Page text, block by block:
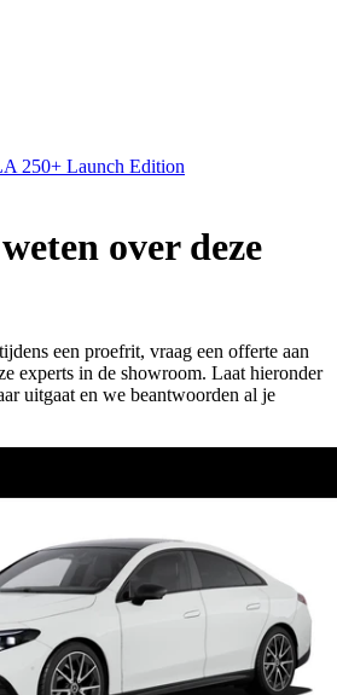
250+ Launch Edition
over deze
een proefrit, vraag een offerte aan
experts in de showroom. Laat hieronder
uitgaat en we beantwoorden al je